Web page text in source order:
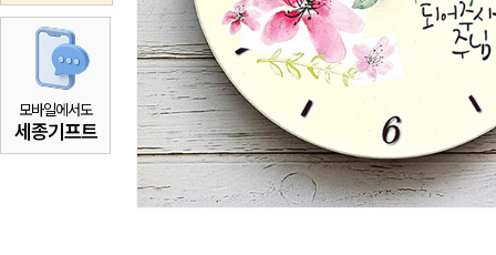
모바일에서도
세종기프트